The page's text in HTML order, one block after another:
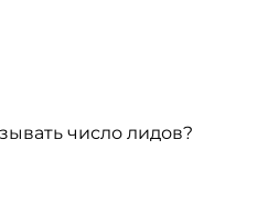
число лидов?